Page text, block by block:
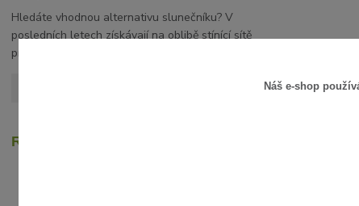
Hledáte vhodnou alternativu slunečníku? V
posledních letech získávají na oblibě stínící sítě
proti slunci.
Recenze zákazníků
Náš e-shop